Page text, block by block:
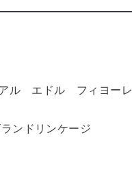
ル エドル フィヨーレ
ンドリンケージ